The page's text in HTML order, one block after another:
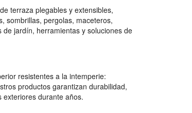
terraza plegables y extensibles,
sombrillas, pergolas, maceteros,
jardín, herramientas y soluciones de
resistentes a la intemperie:
productos garantizan durabilidad,
exteriores durante años.